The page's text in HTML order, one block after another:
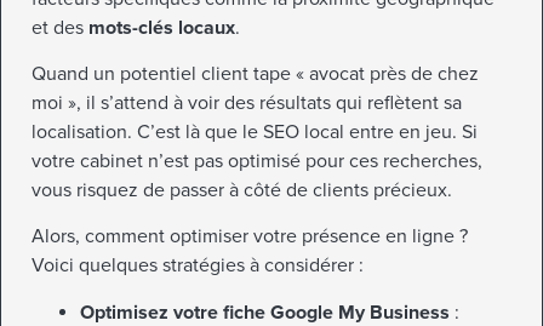
et des mots-clés locaux.
Quand un potentiel client tape « avocat près de chez
moi », il s’attend à voir des résultats qui reflètent sa
localisation. C’est là que le SEO local entre en jeu. Si
votre cabinet n’est pas optimisé pour ces recherches,
vous risquez de passer à côté de clients précieux.
Alors, comment optimiser votre présence en ligne ?
Voici quelques stratégies à considérer :
Optimisez votre fiche Google My Business :